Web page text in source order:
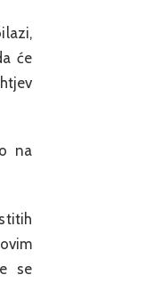
će
na
se